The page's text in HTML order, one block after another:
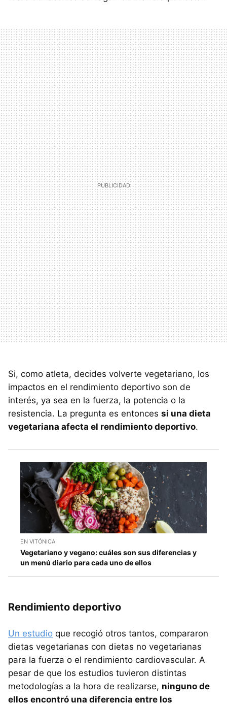
Si, como atleta, decides volverte vegetariano, los
impactos en el rendimiento deportivo son de
interés, ya sea en la fuerza, la potencia o la
resistencia. La pregunta es entonces si una dieta
vegetariana afecta el rendimiento deportivo.
EN VITÓNICA
Vegetariano y vegano: cuáles son sus diferencias y
un menú diario para cada uno de ellos
Rendimiento deportivo
Un estudio que recogió otros tantos, compararon
dietas vegetarianas con dietas no vegetarianas
para la fuerza o el rendimiento cardiovascular. A
pesar de que los estudios tuvieron distintas
metodologías a la hora de realizarse, ninguno de
ellos encontró una diferencia entre los